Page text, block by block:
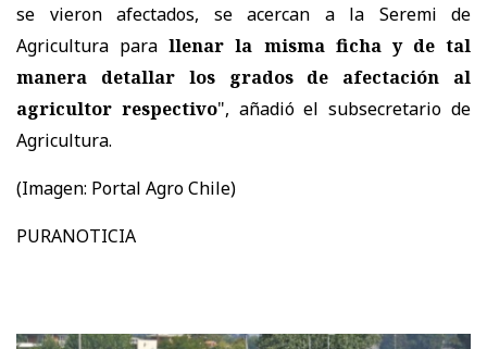
se vieron afectados, se acercan a la Seremi de
Agricultura parallenar la misma ficha y de tal
manera detallar los grados de afectación al
agricultor respectivo", añadió el subsecretario de
Agricultura.
(Imagen: Portal Agro Chile)
PURANOTICIA